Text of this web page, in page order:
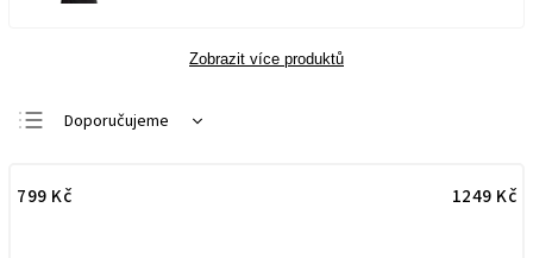
Zobrazit více produktů
Doporučujeme
Nejdražší
799 Kč 1249 Kč